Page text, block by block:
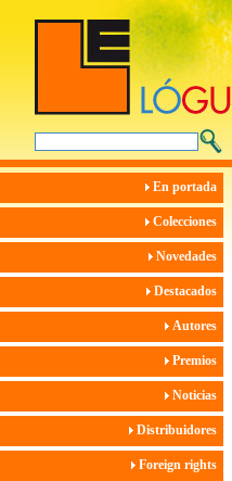
En portada
Colecciones
Novedades
Destacados
Autores
Premios
Noticias
Distribuidores
Foreign rights